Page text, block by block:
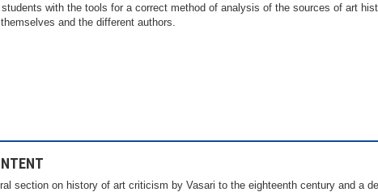
with the tools for a correct method of analysis of the sources of art
and the different authors.
section on history of art criticism by Vasari to the eighteenth century and a